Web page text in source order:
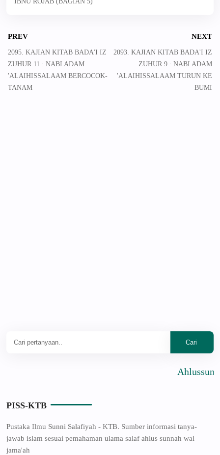
PREV
2095. KAJIAN KITAB BADA'I IZ
ZUHUR 11 : NABI ADAM
'ALAIHISSALAAM BERCOCOK-
TANAM
NEXT
2093. KAJIAN KITAB BADA'I IZ
ZUHUR 9 : NABI ADAM
'ALAIHISSALAAM TURUN KE
BUMI
Ahlussunnah
PISS-KTB
Pustaka Ilmu Sunni Salafiyah - KTB. Sumber informasi tanya-
jawab islam sesuai pemahaman ulama salaf ahlus sunnah wal
jama'ah